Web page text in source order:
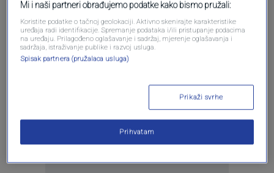
Oglas
Mi i naši partneri obrađujemo podatke kako bismo pružali:
Koristite podatke o tačnoj geolokaciji. Aktivno skenirajte karakteristike
uređaja radi identifikacije. Spremanje podataka i/ili pristupanje podacima
na uređaju. Prilagođeno oglašavanje i sadržaj, mjerenje oglašavanja i
sadržaja, istraživanje publike i razvoj usluga.
Spisak partnera (pružalaca usluga)
Prikaži svrhe
Prihvatam